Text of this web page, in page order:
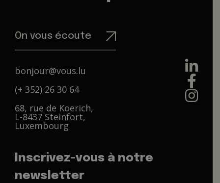
On vous écoute
bonjour@vous.lu
(+ 352) 26 30 64
68, rue de Koerich,
L-8437 Steinfort,
Luxembourg
Inscrivez-vous à notre
newsletter